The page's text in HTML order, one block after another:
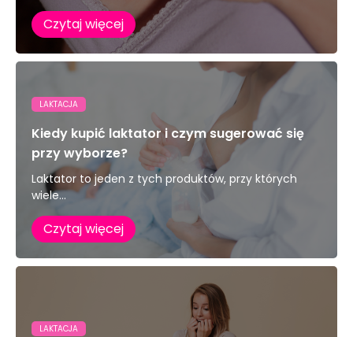
Czytaj więcej
LAKTACJA
Kiedy kupić laktator i czym sugerować się
przy wyborze?
Laktator to jeden z tych produktów, przy których
wiele...
Czytaj więcej
LAKTACJA